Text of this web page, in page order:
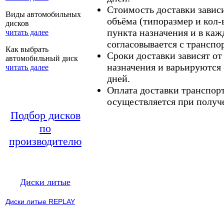
Виды автомобильных
дисков
читать далее
Как выбрать
автомобильный диск
читать далее
Подбор дисков
по
производителю
Диски литые
Диски литые REPLAY
Стоимость доставки
объёма (типоразмер и кол-
пункта назначения и в
согласовывается с
Сроки доставки зависят
назначения и
дней.
Оплата доставки
осуществляется при